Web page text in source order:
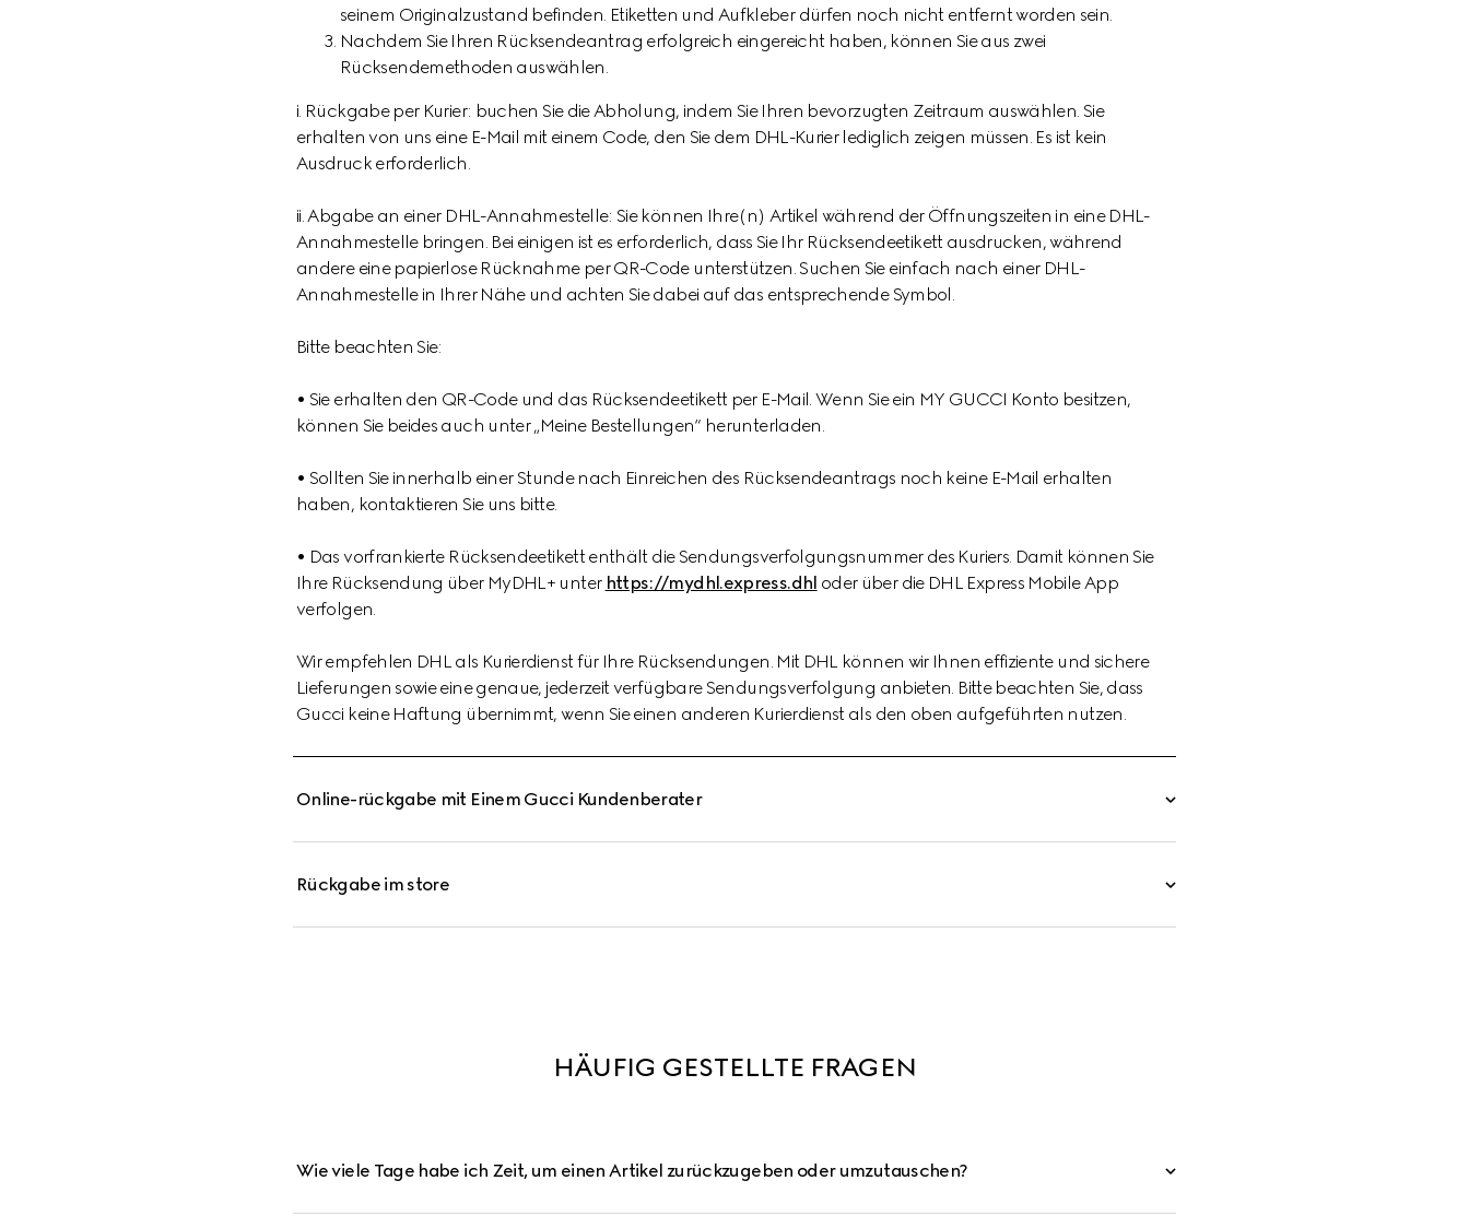
seinem Originalzustand befinden. Etiketten und Aufkleber dürfen noch nicht entfernt worden sein.
Nachdem Sie Ihren Rücksendeantrag erfolgreich eingereicht haben, können Sie aus zwei
Rücksendemethoden auswählen.
i. Rückgabe per Kurier: buchen Sie die Abholung, indem Sie Ihren bevorzugten Zeitraum auswählen. Sie
erhalten von uns eine E-Mail mit einem Code, den Sie dem DHL-Kurier lediglich zeigen müssen. Es ist kein
Ausdruck erforderlich.
ii. Abgabe an einer DHL-Annahmestelle: Sie können Ihre(n) Artikel während der Öffnungszeiten in eine DHL-
Annahmestelle bringen. Bei einigen ist es erforderlich, dass Sie Ihr Rücksendeetikett ausdrucken, während
andere eine papierlose Rücknahme per QR-Code unterstützen. Suchen Sie einfach nach einer DHL-
Annahmestelle in Ihrer Nähe und achten Sie dabei auf das entsprechende Symbol.
Bitte beachten Sie:
• Sie erhalten den QR-Code und das Rücksendeetikett per E-Mail. Wenn Sie ein MY GUCCI Konto besitzen,
können Sie beides auch unter „Meine Bestellungen“ herunterladen.
• Sollten Sie innerhalb einer Stunde nach Einreichen des Rücksendeantrags noch keine E-Mail erhalten
haben, kontaktieren Sie uns bitte.
• Das vorfrankierte Rücksendeetikett enthält die Sendungsverfolgungsnummer des Kuriers. Damit können Sie
Ihre Rücksendung über MyDHL+ unter https://mydhl.express.dhl oder über die DHL Express Mobile App
verfolgen.
Wir empfehlen DHL als Kurierdienst für Ihre Rücksendungen. Mit DHL können wir Ihnen effiziente und sichere
Lieferungen sowie eine genaue, jederzeit verfügbare Sendungsverfolgung anbieten. Bitte beachten Sie, dass
Gucci keine Haftung übernimmt, wenn Sie einen anderen Kurierdienst als den oben aufgeführten nutzen.
Online-rückgabe mit Einem Gucci Kundenberater
Rückgabe im store
HÄUFIG GESTELLTE FRAGEN
Wie viele Tage habe ich Zeit, um einen Artikel zurückzugeben oder umzutauschen?